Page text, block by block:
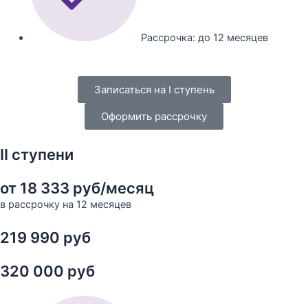
Рассрочка: до 12 месяцев
Записаться на I ступень
Оформить рассрочку
II ступени
от 18 333 руб/месяц
в рассрочку на 12 месяцев
219 990 руб
320 000 руб